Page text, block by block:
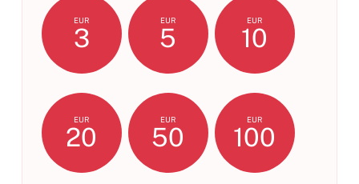
EUR
3
EUR
5
EUR
10
EUR
20
EUR
50
EUR
100